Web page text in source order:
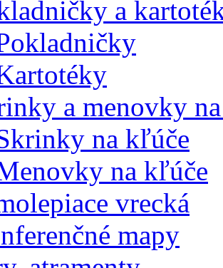
a
a menovky
na kľúče
na kľúče
vrecká
mapy